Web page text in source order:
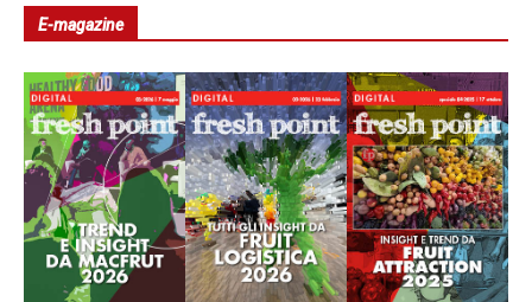
E-magazine